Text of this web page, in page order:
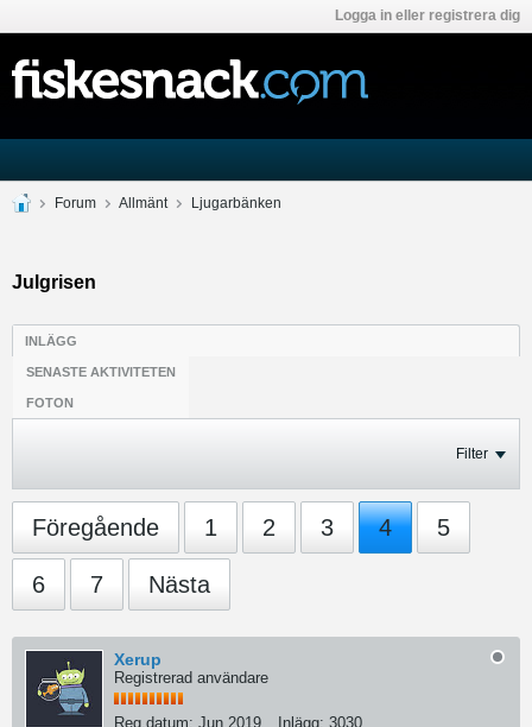
Logga in eller registrera dig
Forum Allmänt Ljugarbänken
Julgrisen
INLÄGG
SENASTE AKTIVITETEN
FOTON
Filter
Föregående 1 2 3 4 5
6 7 Nästa
Xerup
Registrerad användare
Reg.datum: Jun 2019 Inlägg: 3030